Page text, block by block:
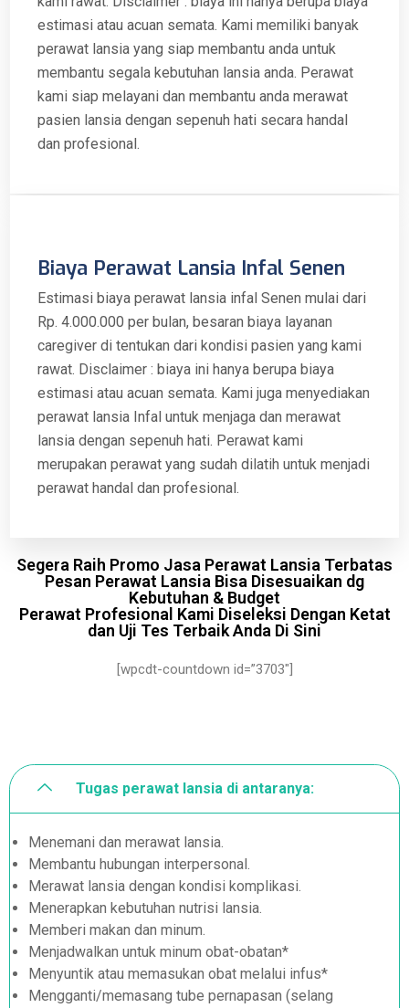
estimasi atau acuan semata. Kami memiliki banyak
perawat lansia yang siap membantu anda untuk
membantu segala kebutuhan lansia anda. Perawat
kami siap melayani dan membantu anda merawat
pasien lansia dengan sepenuh hati secara handal
dan profesional.
Biaya Perawat Lansia Infal Senen
Estimasi biaya perawat lansia infal Senen mulai dari
Rp. 4.000.000 per bulan, besaran biaya layanan
caregiver di tentukan dari kondisi pasien yang kami
rawat. Disclaimer : biaya ini hanya berupa biaya
estimasi atau acuan semata. Kami juga menyediakan
perawat lansia Infal untuk menjaga dan merawat
lansia dengan sepenuh hati. Perawat kami
merupakan perawat yang sudah dilatih untuk menjadi
perawat handal dan profesional.
Segera Raih Promo Jasa Perawat Lansia Terbatas
Pesan Perawat Lansia Bisa Disesuaikan dg
Kebutuhan & Budget
Perawat Profesional Kami Diseleksi Dengan Ketat
dan Uji Tes Terbaik Anda Di Sini
[wpcdt-countdown id=”3703″]
Tugas perawat lansia di antaranya:
Menemani dan merawat lansia.
Membantu hubungan interpersonal.
Merawat lansia dengan kondisi komplikasi.
Menerapkan kebutuhan nutrisi lansia.
Memberi makan dan minum.
Menjadwalkan untuk minum obat-obatan*
Menyuntik atau memasukan obat melalui infus*
Mengganti/memasang tube pernapasan (selang